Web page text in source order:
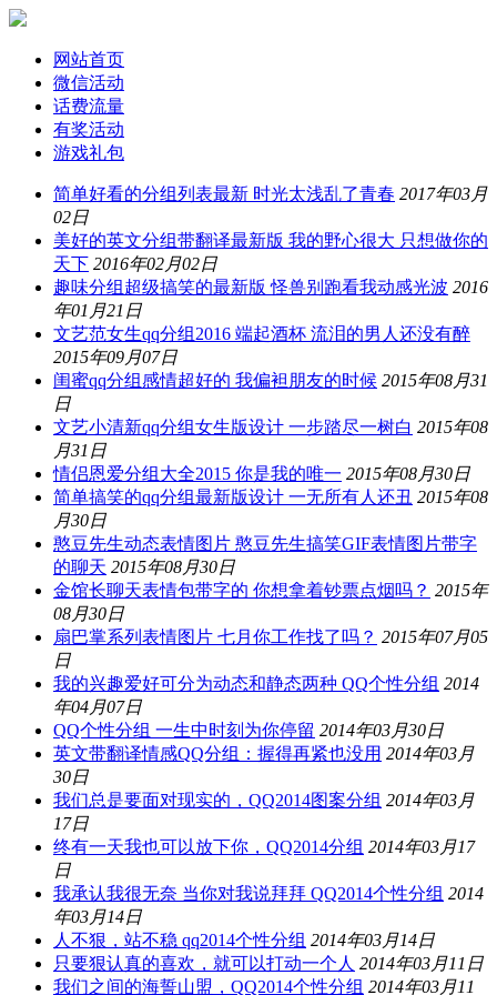
网站首页
微信活动
话费流量
有奖活动
游戏礼包
简单好看的分组列表最新 时光太浅乱了青春 2017年03月
02日
美好的英文分组带翻译最新版 我的野心很大 只想做你的
天下 2016年02月02日
趣味分组超级搞笑的最新版 怪兽别跑看我动感光波 2016
年01月21日
文艺范女生qq分组2016 端起酒杯 流泪的男人还没有醉
2015年09月07日
闺蜜qq分组感情超好的 我偏袒朋友的时候 2015年08月31
日
文艺小清新qq分组女生版设计 一步踏尽一树白 2015年08
月31日
情侣恩爱分组大全2015 你是我的唯一 2015年08月30日
简单搞笑的qq分组最新版设计 一无所有人还丑 2015年08
月30日
憨豆先生动态表情图片 憨豆先生搞笑GIF表情图片带字
的聊天 2015年08月30日
金馆长聊天表情包带字的 你想拿着钞票点烟吗？ 2015年
08月30日
扇巴掌系列表情图片 七月你工作找了吗？ 2015年07月05
日
我的兴趣爱好可分为动态和静态两种 QQ个性分组 2014
年04月07日
QQ个性分组 一生中时刻为你停留 2014年03月30日
英文带翻译情感QQ分组：握得再紧也没用 2014年03月
30日
我们总是要面对现实的，QQ2014图案分组 2014年03月
17日
终有一天我也可以放下你，QQ2014分组 2014年03月17
日
我承认我很无奈 当你对我说拜拜 QQ2014个性分组 2014
年03月14日
人不狠，站不稳 qq2014个性分组 2014年03月14日
只要狠认真的喜欢，就可以打动一个人 2014年03月11日
我们之间的海誓山盟，QQ2014个性分组 2014年03月11